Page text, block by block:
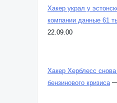
Хакер украл у
компании данные 61
22.09.00
Хакер Херблесс снова
бензинового кризиса